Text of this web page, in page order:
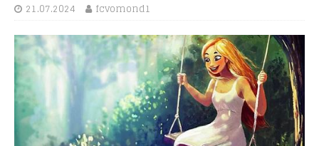
21.07.2024 fcvomond1